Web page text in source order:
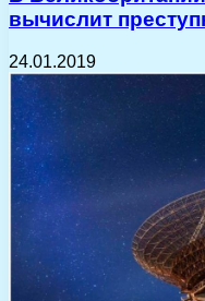
вычислит
24.01.2019